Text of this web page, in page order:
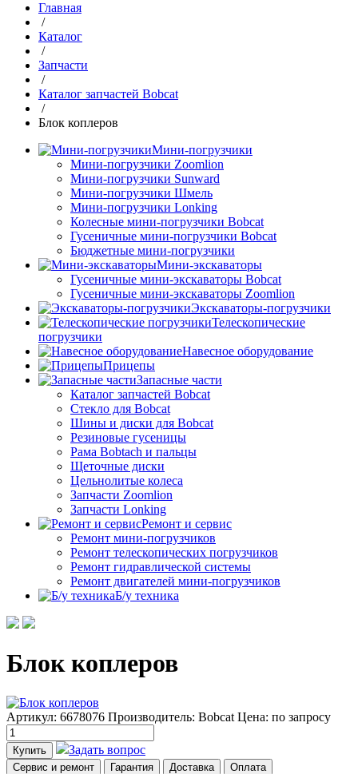
Главная
/
Каталог
/
Запчасти
/
Каталог запчастей Bobcat
/
Блок коплеров
Мини-погрузчики
Мини-погрузчики Zoomlion
Мини-погрузчики Sunward
Мини-погрузчики Шмель
Мини-погрузчики Lonking
Колесные мини-погрузчики Bobcat
Гусеничные мини-погрузчики Bobcat
Бюджетные мини-погрузчики
Мини-экскаваторы
Гусеничные мини-экскаваторы Bobcat
Гусеничные мини-экскаваторы Zoomlion
Экскаваторы-погрузчики
Телескопические
погрузчики
Навесное оборудование
Прицепы
Запасные части
Каталог запчастей Bobcat
Стекло для Bobcat
Шины и диски для Bobcat
Резиновые гусеницы
Рама Bobtach и пальцы
Щеточные диски
Цельнолитые колеса
Запчасти Zoomlion
Запчасти Lonking
Ремонт и сервис
Ремонт мини-погрузчиков
Ремонт телескопических погрузчиков
Ремонт гидравлической системы
Ремонт двигателей мини-погрузчиков
Б/у техника
Блок коплеров
Артикул: 6678076 Производитель: Bobcat Цена: по запросу
Купить Задать вопрос
Сервис и ремонт Гарантия Доставка Оплата